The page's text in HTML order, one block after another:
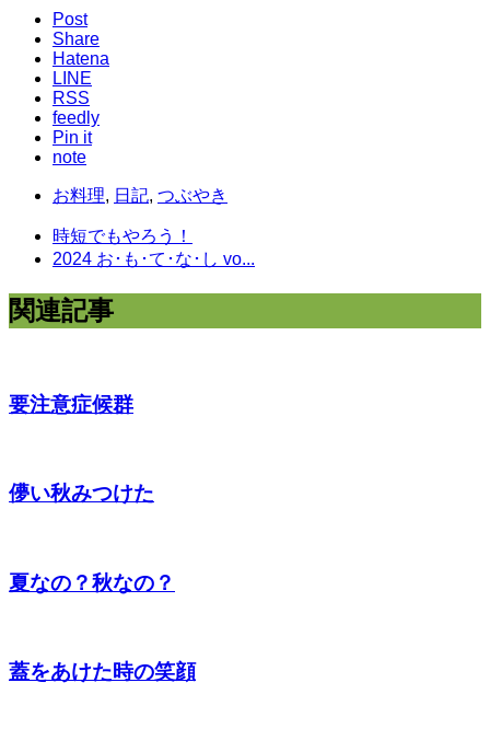
Post
Share
Hatena
LINE
RSS
feedly
Pin it
note
お料理, 日記, つぶやき
時短でもやろう！
2024 お･も･て･な･し vo...
関連記事
要注意症候群
儚い秋みつけた
夏なの？秋なの？
蓋をあけた時の笑顔